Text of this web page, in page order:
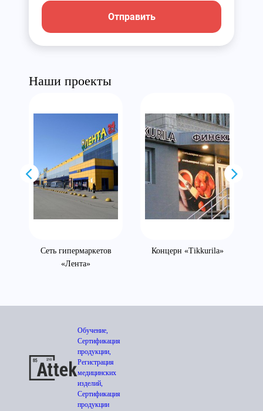
Отправить
Наши проекты
Сеть гипермаркетов
«Лента»
Концерн «Tikkurila»
Обучение,
Сертификация
продукции,
Регистрация
медицинских
изделий,
Сертификация
продукции